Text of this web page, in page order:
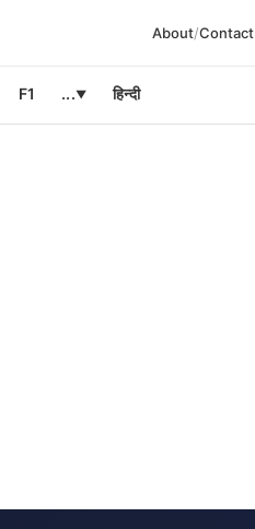
About/Contact
F1 ...▼ हिन्दी